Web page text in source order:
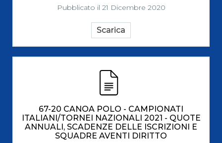
Pubblicato il 21 Dicembre 2020
Scarica
67-20 CANOA POLO - CAMPIONATI
ITALIANI/TORNEI NAZIONALI 2021 - QUOTE
ANNUALI, SCADENZE DELLE ISCRIZIONI E
SQUADRE AVENTI DIRITTO